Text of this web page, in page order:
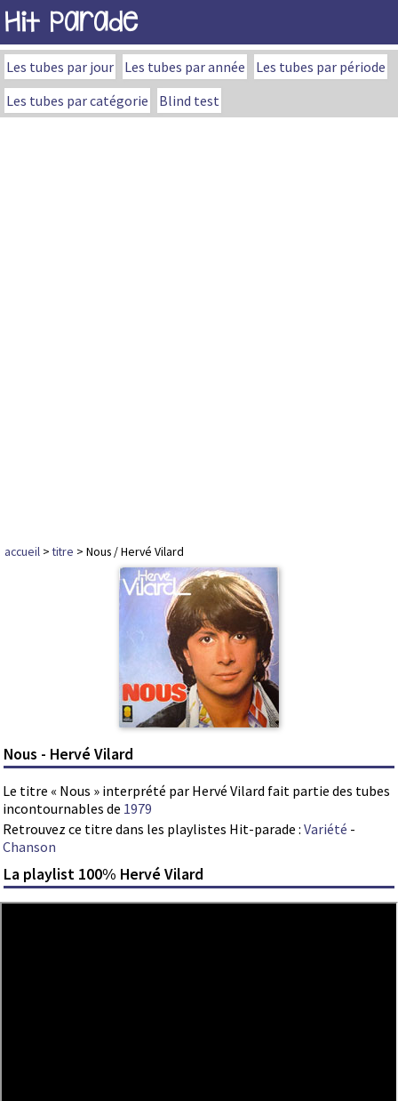
Hit Parade
Les tubes par jour Les tubes par année
Les tubes par période
Les tubes par catégorie
Blind test
accueil >titre > Nous / Hervé Vilard
Nous - Hervé Vilard
Le titre « Nous » interprété par Hervé Vilard fait partie des tubes
incontournables de 1979
Retrouvez ce titre dans les playlistes Hit-parade : Variété -
Chanson
La playlist 100% Hervé Vilard